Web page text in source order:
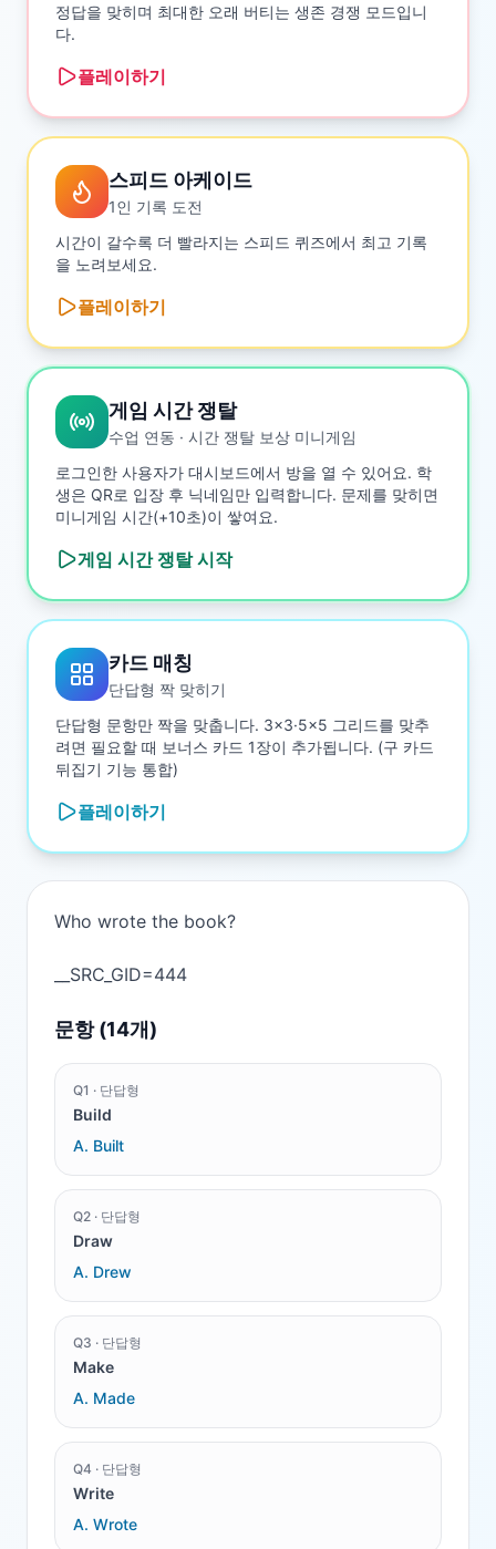
정답을 맞히며 최대한 오래 버티는 생존 경쟁 모드입니
다.
플레이하기
스피드 아케이드
1인 기록 도전
시간이 갈수록 더 빨라지는 스피드 퀴즈에서 최고 기록
을 노려보세요.
플레이하기
게임 시간 쟁탈
수업 연동 · 시간 쟁탈 보상 미니게임
로그인한 사용자가 대시보드에서 방을 열 수 있어요. 학
생은 QR로 입장 후 닉네임만 입력합니다. 문제를 맞히면
미니게임 시간(+10초)이 쌓여요.
게임 시간 쟁탈시작
카드 매칭
단답형 짝 맞히기
단답형 문항만 짝을 맞춥니다. 3×3·5×5 그리드를 맞추
려면 필요할 때 보너스 카드 1장이 추가됩니다. (구 카드
뒤집기 기능 통합)
플레이하기
Who wrote the book?
문항 (14개)
Q1 · 단답형
Build
A. Built
Q2 · 단답형
Draw
A. Drew
Q3 · 단답형
Make
A. Made
Q4 · 단답형
Write
A. Wrote